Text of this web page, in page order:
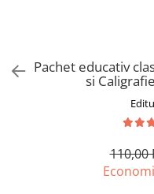
Pachet educativ
si
110,00